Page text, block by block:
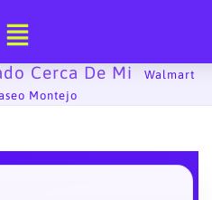
Cerca De Mi
Walmart
Montejo